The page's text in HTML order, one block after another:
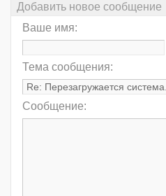
Добавить новое сообщение
Ваше имя:
Тема сообщения:
Сообщение: